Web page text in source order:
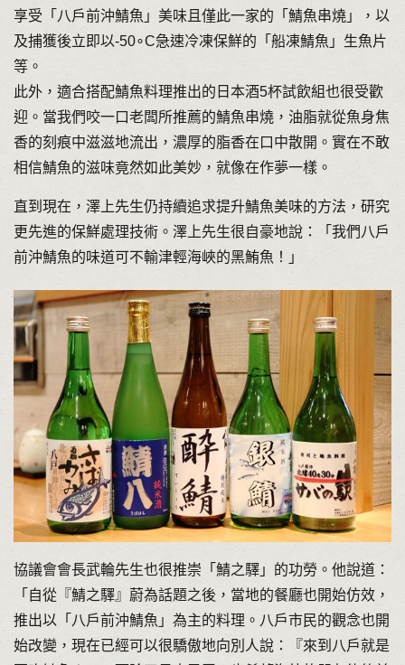
享受「八戶前沖鯖魚」美味且僅此一家的「鯖魚串燒」，以
及捕獲後立即以-50∘C急速冷凍保鮮的「船凍鯖魚」生魚片
等。
此外，適合搭配鯖魚料理推出的日本酒5杯試飲組也很受歡
迎。當我們咬一口老闆所推薦的鯖魚串燒，油脂就從魚身焦
香的刻痕中滋滋地流出，濃厚的脂香在口中散開。實在不敢
相信鯖魚的滋味竟然如此美妙，就像在作夢一樣。
直到現在，澤上先生仍持續追求提升鯖魚美味的方法，研究
更先進的保鮮處理技術。澤上先生很自豪地說：「我們八戶
前沖鯖魚的味道可不輸津輕海峽的黑鮪魚！」
協議會會長武輪先生也很推崇「鯖之驛」的功勞。他說道：
「自從『鯖之驛』蔚為話題之後，當地的餐廳也開始仿效，
推出以「八戶前沖鯖魚」為主的料理。八戶市民的觀念也開
始改變，現在已經可以很驕傲地向別人說：『來到八戶就是